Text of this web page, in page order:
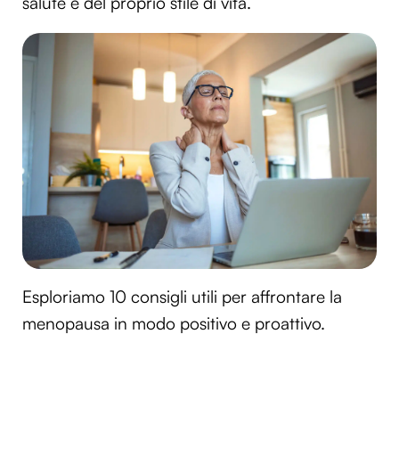
Esploriamo 10 consigli utili per affrontare la
menopausa in modo positivo e proattivo.